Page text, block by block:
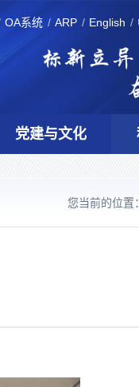
OA系统 ARP English
党建与文化
您当前的位置：